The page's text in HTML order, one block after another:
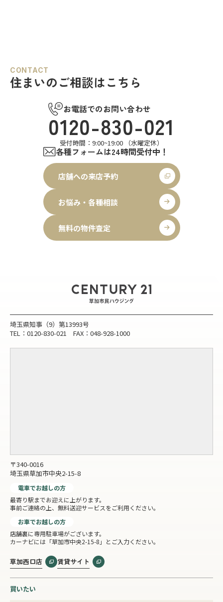
CONTACT
住まいのご相談はこちら
お電話でのお問い合わせ
0120-830-021
受付時間：9:00~19:00 （水曜定休）
各種フォームは24時間受付中！
店舗への来店予約
お悩み・各種相談
無料の物件査定
埼玉県知事（9）第13993号
TEL：0120-830-021 FAX：048-928-1000
〒340-0016
埼玉県草加市中央2-15-8
電車でお越しの方
最寄り駅までお迎えに上がります。
事前ご連絡の上、無料送迎サービスをご利用ください。
お車でお越しの方
店舗裏に専用駐車場がございます。
カーナビには「草加市中央2-15-8」とご入力ください。
草加西口店 賃貸サイト
買いたい